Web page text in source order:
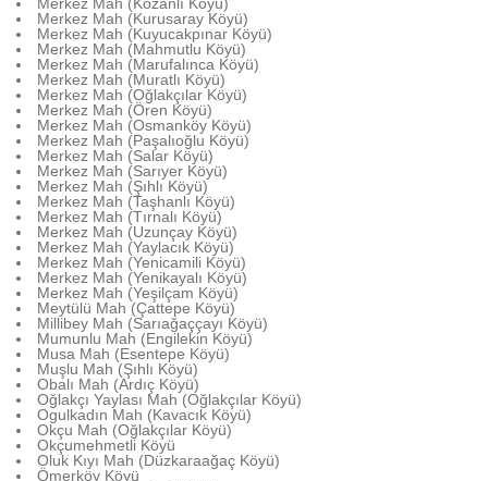
Merkez Mah (Kurusaray Köyü)
Merkez Mah (Kuyucakpınar Köyü)
Merkez Mah (Mahmutlu Köyü)
Merkez Mah (Marufalınca Köyü)
Merkez Mah (Muratlı Köyü)
Merkez Mah (Oğlakçılar Köyü)
Merkez Mah (Ören Köyü)
Merkez Mah (Osmanköy Köyü)
Merkez Mah (Paşalıoğlu Köyü)
Merkez Mah (Salar Köyü)
Merkez Mah (Sarıyer Köyü)
Merkez Mah (Şıhlı Köyü)
Merkez Mah (Taşhanlı Köyü)
Merkez Mah (Tırnalı Köyü)
Merkez Mah (Uzunçay Köyü)
Merkez Mah (Yaylacık Köyü)
Merkez Mah (Yenicamili Köyü)
Merkez Mah (Yenikayalı Köyü)
Merkez Mah (Yeşilçam Köyü)
Meytülü Mah (Çattepe Köyü)
Millibey Mah (Sarıağaççayı Köyü)
Mumunlu Mah (Engilekin Köyü)
Musa Mah (Esentepe Köyü)
Muşlu Mah (Şıhlı Köyü)
Obalı Mah (Ardıç Köyü)
Oğlakçı Yaylası Mah (Oğlakçılar Köyü)
Ogulkadın Mah (Kavacık Köyü)
Okçu Mah (Oğlakçılar Köyü)
Okçumehmetli Köyü
Oluk Kıyı Mah (Düzkaraağaç Köyü)
Ömerköy Köyü